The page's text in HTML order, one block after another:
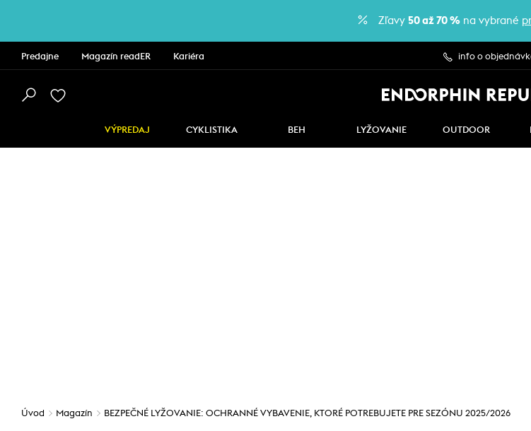
Zľavy 50 až 70 % na vybrané
Predajne Magazín readER Kariéra info o
VÝPREDAJ CYKLISTIKA BEH LYŽOVANIE OUTDOOR
Úvod Magazín BEZPEČNÉ LYŽOVANIE: OCHRANNÉ VYBAVENIE, KTORÉ POTREBUJETE PRE SEZÓNU 2025/2026